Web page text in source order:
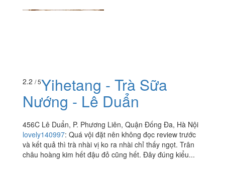
2.2 / 5Yihetang - Trà Sữa
Nướng - Lê Duẩn
456C Lê Duẩn, P. Phương Liên, Quận Đống Đa, Hà Nội
lovely140997: Quá vội đặt nên không đọc review trước
và kết quả thì trà nhài vị ko ra nhài chỉ thấy ngọt. Trân
châu hoàng kim hết đậu đỏ cũng hết. Đây đúng kiểu...